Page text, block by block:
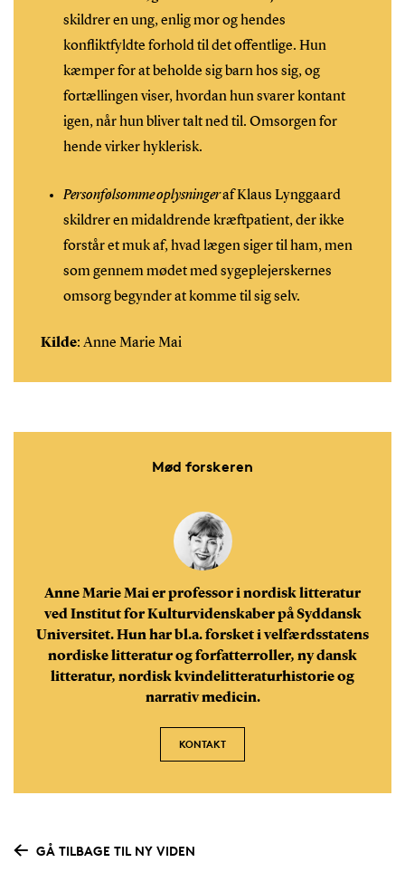
skildrer en ung, enlig mor og hendes
konfliktfyldte forhold til det offentlige. Hun
kæmper for at beholde sig barn hos sig, og
fortællingen viser, hvordan hun svarer kontant
igen, når hun bliver talt ned til. Omsorgen for
hende virker hyklerisk.
Personfølsomme oplysningeraf Klaus Lynggaard
skildrer en midaldrende kræftpatient, der ikke
forstår et muk af, hvad lægen siger til ham, men
som gennem mødet med sygeplejerskernes
omsorg begynder at komme til sig selv.
Kilde: Anne Marie Mai
Mød forskeren
Anne Marie Mai er professor i nordisk litteratur
ved Institut for Kulturvidenskaber på Syddansk
Universitet. Hun har bl.a. forsket i velfærdsstatens
nordiske litteratur og forfatterroller, ny dansk
litteratur, nordisk kvindelitteraturhistorie og
narrativ medicin.
KONTAKT
GÅ TILBAGE TIL NY VIDEN